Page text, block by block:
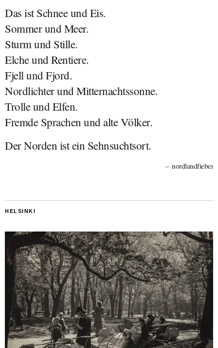
Das ist Schnee und Eis.
Sommer und Meer.
Sturm und Stille.
Elche und Rentiere.
Fjell und Fjord.
Nordlichter und Mitternachtssonne.
Trolle und Elfen.
Fremde Sprachen und alte Völker.
Der Norden ist ein Sehnsuchtsort.
nordlandfieber
HELSINKI